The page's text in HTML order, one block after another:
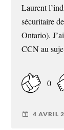
Laurent
sécuritaire
Ontario).
CCN au
0
4 AVRIL